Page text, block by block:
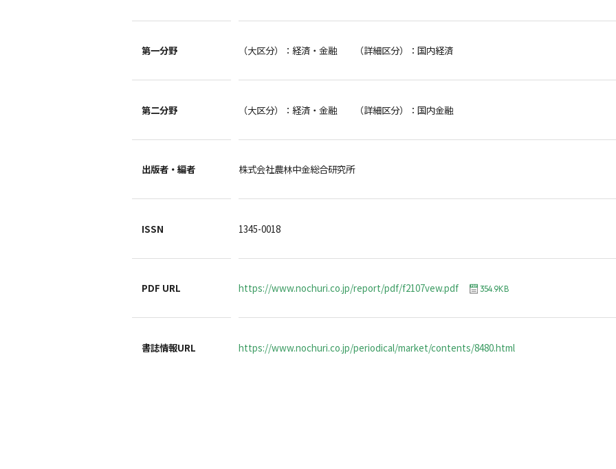
第一分野 （大区分）：経済・金融 （詳細区分）：国内経済
第二分野 （大区分）：経済・金融 （詳細区分）：国内金融
出版者・編者 株式会社農林中金総合研究所
ISSN 1345-0018
PDF URL https://www.nochuri.co.jp/report/pdf/f2107vew.pdf 354.9KB
書誌情報URL https://www.nochuri.co.jp/periodical/market/contents/8480.html